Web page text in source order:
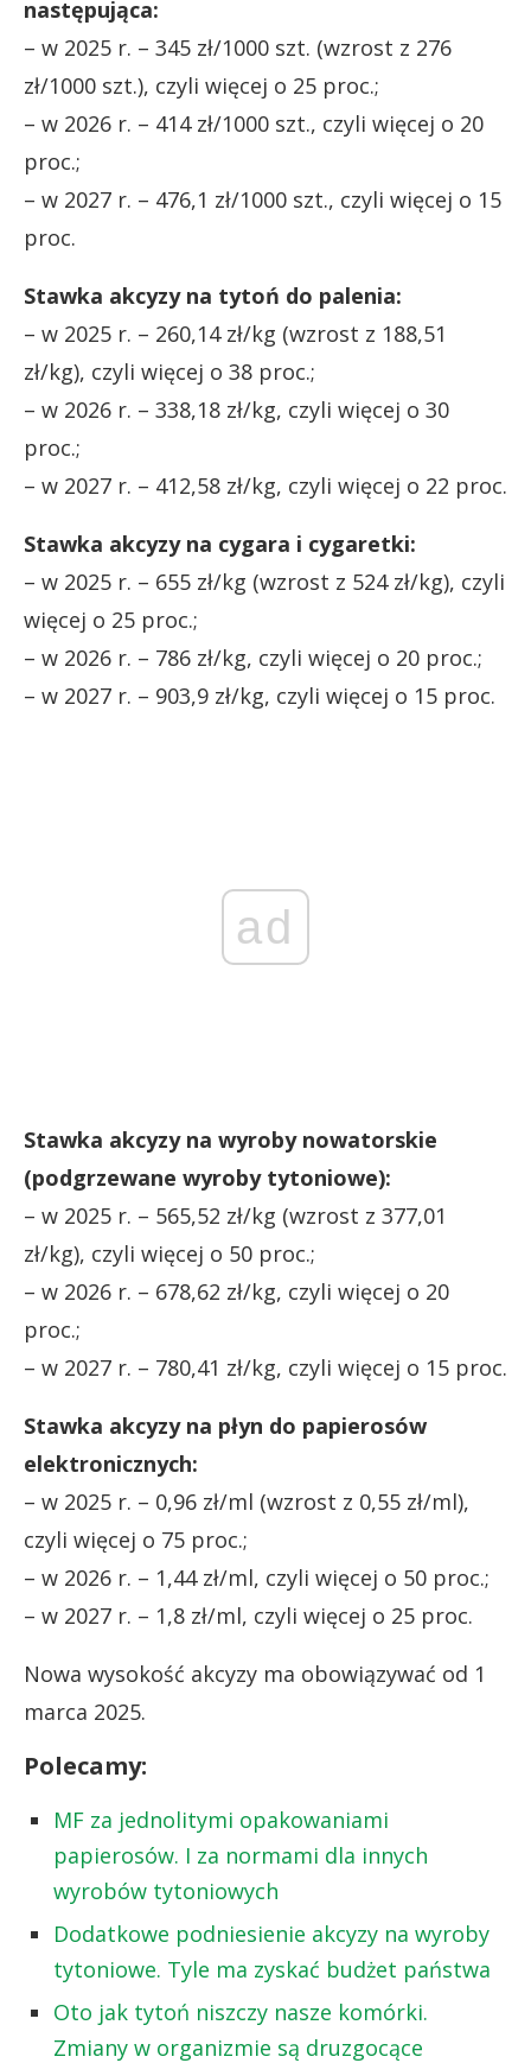
następująca:
– w 2025 r. – 345 zł/1000 szt. (wzrost z 276
zł/1000 szt.), czyli więcej o 25 proc.;
– w 2026 r. – 414 zł/1000 szt., czyli więcej o 20
proc.;
– w 2027 r. – 476,1 zł/1000 szt., czyli więcej o 15
proc.
Stawka akcyzy na tytoń do palenia:
– w 2025 r. – 260,14 zł/kg (wzrost z 188,51
zł/kg), czyli więcej o 38 proc.;
– w 2026 r. – 338,18 zł/kg, czyli więcej o 30
proc.;
– w 2027 r. – 412,58 zł/kg, czyli więcej o 22 proc.
Stawka akcyzy na cygara i cygaretki:
– w 2025 r. – 655 zł/kg (wzrost z 524 zł/kg), czyli
więcej o 25 proc.;
– w 2026 r. – 786 zł/kg, czyli więcej o 20 proc.;
– w 2027 r. – 903,9 zł/kg, czyli więcej o 15 proc.
ad
Stawka akcyzy na wyroby nowatorskie
(podgrzewane wyroby tytoniowe):
– w 2025 r. – 565,52 zł/kg (wzrost z 377,01
zł/kg), czyli więcej o 50 proc.;
– w 2026 r. – 678,62 zł/kg, czyli więcej o 20
proc.;
– w 2027 r. – 780,41 zł/kg, czyli więcej o 15 proc.
Stawka akcyzy na płyn do papierosów
elektronicznych:
– w 2025 r. – 0,96 zł/ml (wzrost z 0,55 zł/ml),
czyli więcej o 75 proc.;
– w 2026 r. – 1,44 zł/ml, czyli więcej o 50 proc.;
– w 2027 r. – 1,8 zł/ml, czyli więcej o 25 proc.
Nowa wysokość akcyzy ma obowiązywać od 1
marca 2025.
Polecamy:
MF za jednolitymi opakowaniami
papierosów. I za normami dla innych
wyrobów tytoniowych
Dodatkowe podniesienie akcyzy na wyroby
tytoniowe. Tyle ma zyskać budżet państwa
Oto jak tytoń niszczy nasze komórki.
Zmiany w organizmie są druzgocące